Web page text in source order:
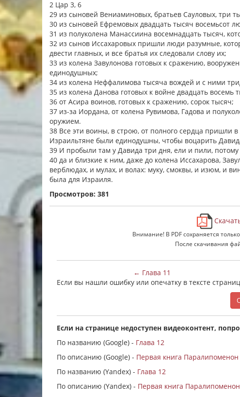
2 Цар 3, 6
29 из сыновей Вениаминовых, братьев Сауловых, три
30 из сыновей Ефремовых двадцать тысяч восемьсот
31 из полуколена Манассиина восемнадцать тысяч,
32 из сынов Иссахаровых пришли люди разумные,
двести главных, и все братья их следовали слову их;
33 из колена Завулонова готовых к сражению,
единодушных;
34 из колена Неффалимова тысяча вождей и с ними
35 из колена Данова готовых к войне двадцать восемь
36 от Асира воинов, готовых к сражению, сорок тысяч;
37 из-за Иордана, от колена Рувимова, Гадова и
оружием.
38 Все эти воины, в строю, от полного сердца пришли
Израильтяне были единодушны, чтобы воцарить
39 И пробыли там у Давида три дня, ели и пили, потому
40 да и близкие к ним, даже до колена Иссахарова,
верблюдах, и мулах, и волах: муку, смоквы, и изюм, и
была для Израиля.
Просмотров: 381
Внимание! В PDF сохраняется
После скачивания
← Глава 11
Если вы нашли ошибку или опечатку в тексте
Если на странице недоступен видеоконтент,
По названию (Google) - Глава 12
По описанию (Google) - Первая книга Паралипоменон
По названию (Yandex) - Глава 12
По описанию (Yandex) - Первая книга